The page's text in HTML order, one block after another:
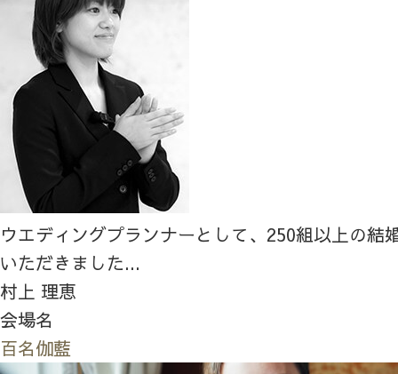
ウエディングプランナーとして、250組以上の結
いただきました...
村上 理恵
会場名
百名伽藍